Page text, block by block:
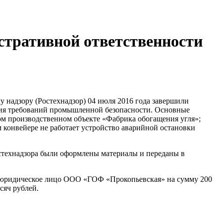
ответственности
(Ростехнадзор) 04 июля 2016 года завершили
требований промышленной безопасности. Основные
производственном объекте «Фабрика обогащения угля»;
не работает устройство аварийной остановки
были оформлены материалы и переданы в
лицо ООО «ГОФ «Прокопьевская» на сумму 200
рублей.